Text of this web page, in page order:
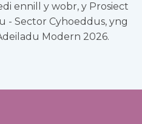
ennill y wobr, y Prosiect
- Sector Cyhoeddus, yng
Modern 2026.